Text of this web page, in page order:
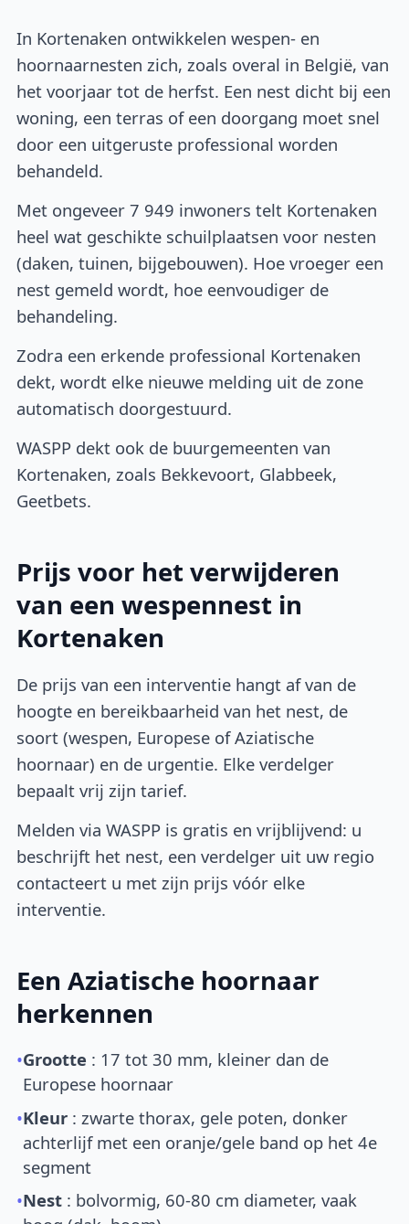
In Kortenaken ontwikkelen wespen- en
hoornaarnesten zich, zoals overal in België, van
het voorjaar tot de herfst. Een nest dicht bij een
woning, een terras of een doorgang moet snel
door een uitgeruste professional worden
behandeld.
Met ongeveer 7 949 inwoners telt Kortenaken
heel wat geschikte schuilplaatsen voor nesten
(daken, tuinen, bijgebouwen). Hoe vroeger een
nest gemeld wordt, hoe eenvoudiger de
behandeling.
Zodra een erkende professional Kortenaken
dekt, wordt elke nieuwe melding uit de zone
automatisch doorgestuurd.
WASPP dekt ook de buurgemeenten van
Kortenaken, zoals Bekkevoort, Glabbeek,
Geetbets.
Prijs voor het verwijderen
van een wespennest in
Kortenaken
De prijs van een interventie hangt af van de
hoogte en bereikbaarheid van het nest, de
soort (wespen, Europese of Aziatische
hoornaar) en de urgentie. Elke verdelger
bepaalt vrij zijn tarief.
Melden via WASPP is gratis en vrijblijvend: u
beschrijft het nest, een verdelger uit uw regio
contacteert u met zijn prijs vóór elke
interventie.
Een Aziatische hoornaar
herkennen
•Grootte : 17 tot 30 mm, kleiner dan de
Europese hoornaar
•Kleur : zwarte thorax, gele poten, donker
achterlijf met een oranje/gele band op het 4e
segment
•Nest : bolvormig, 60-80 cm diameter, vaak